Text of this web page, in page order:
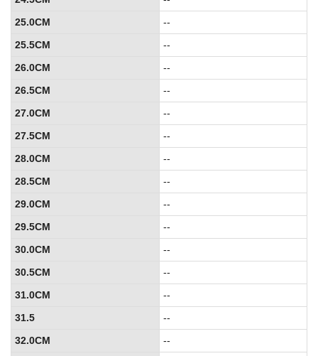
25.0CM
--
25.5CM
--
26.0CM
--
26.5CM
--
27.0CM
--
27.5CM
--
28.0CM
--
28.5CM
--
29.0CM
--
29.5CM
--
30.0CM
--
30.5CM
--
31.0CM
--
31.5
--
32.0CM
--